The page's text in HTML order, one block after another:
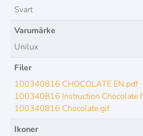
Svart
Varumärke
Unilux
Filer
100340816 CHOCOLATE EN.pdf
100340816 Instruction Chocolate
100340816 Chocolate.gif
Ikoner